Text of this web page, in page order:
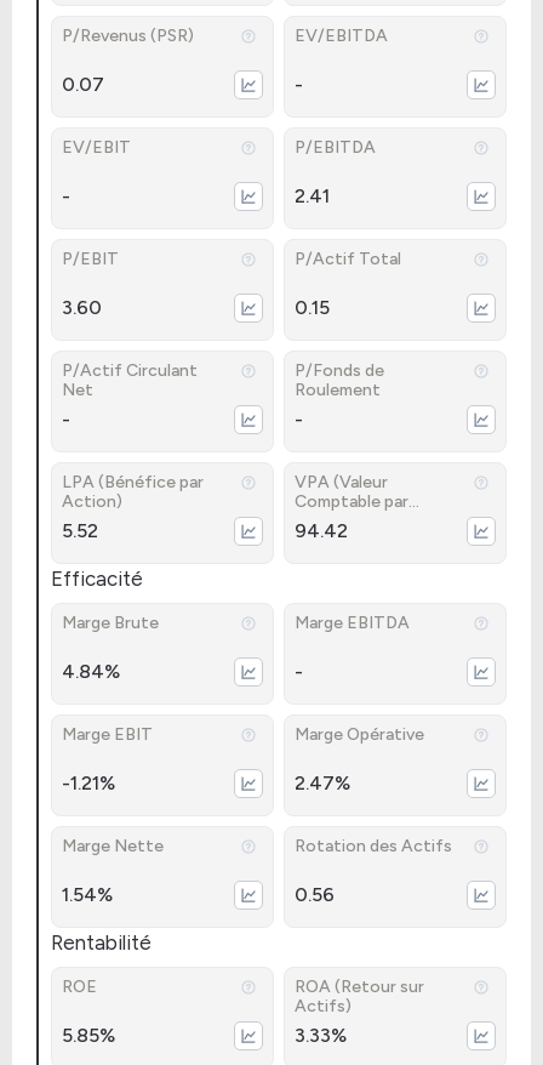
P/Revenus (PSR)
0.07
EV/EBITDA
-
EV/EBIT
-
P/EBITDA
2.41
P/EBIT
3.60
P/Actif Total
0.15
P/Actif Circulant
Net
-
P/Fonds de
Roulement
-
LPA (Bénéfice par
Action)
5.52
VPA (Valeur
Comptable par
Action)
94.42
Efficacité
Marge Brute
4.84%
Marge EBITDA
-
Marge EBIT
-1.21%
Marge Opérative
2.47%
Marge Nette
1.54%
Rotation des Actifs
0.56
Rentabilité
ROE
5.85%
ROA (Retour sur
Actifs)
3.33%